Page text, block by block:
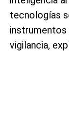
tecnologías
instrumentos
vigilancia,